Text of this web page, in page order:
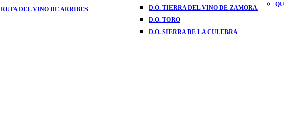
RUTA DEL VINO DE ARRIBES
D.O. TIERRA DEL VINO DE ZAMORA
D.O. TORO
D.O. SIERRA DE LA CULEBRA